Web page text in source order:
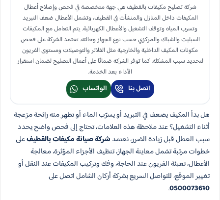
شركة تصليح مكيفات بالقطيف هي جهة متخصصة في فحص وإصلاح أعطال
المكيفات داخل المنازل والمنشآت في القطيف، وتشمل الأعطال ضعف التبريد
وتسرب المياه وتوقف التشغيل والأعطال الكهربائية. يتم التعامل مع المكيفات
السبليت والشباك والمركزي حسب نوع الجهاز وحالته. تعتمد الشركة على فحص
مكونات المكيف الداخلية والخارجية مثل الفلاتر والتوصيلات ومستوى الفريون
لتحديد سبب المشكلة. كما توفر الشركة ضمانًا على أعمال التصليح لضمان استقرار
الأداء بعد الخدمة.
اتصل بنا الواتساب
هل بدأ المكيف يضعف في التبريد أو يسرّب الماء أو تظهر منه رائحة مزعجة
أثناء التشغيل؟ عند ملاحظة هذه العلامات، تحتاج إلى فحص واضح يحدد
سبب العطل قبل زيادة الضرر، نعتمدشركة صيانة مكيفات بالقطيفعلى
خطوات مرتبة تشمل معاينة الجهاز، تنظيف الأجزاء المؤثرة، معالجة
الأعطال، تعبئة الفريون عند الحاجة، وفك وتركيب المكيفات عند النقل أو
تغيير الموقع، للتواصل السريع بشركة أركان الشامل اتصل على
0500073610
.